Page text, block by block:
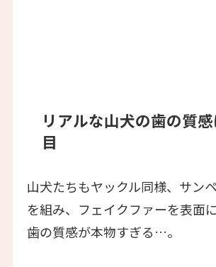
リアルな山犬の歯の質
目
山犬たちもヤックル同様、サン
を組み、フェイクファーを表面
歯の質感が本物すぎる…。